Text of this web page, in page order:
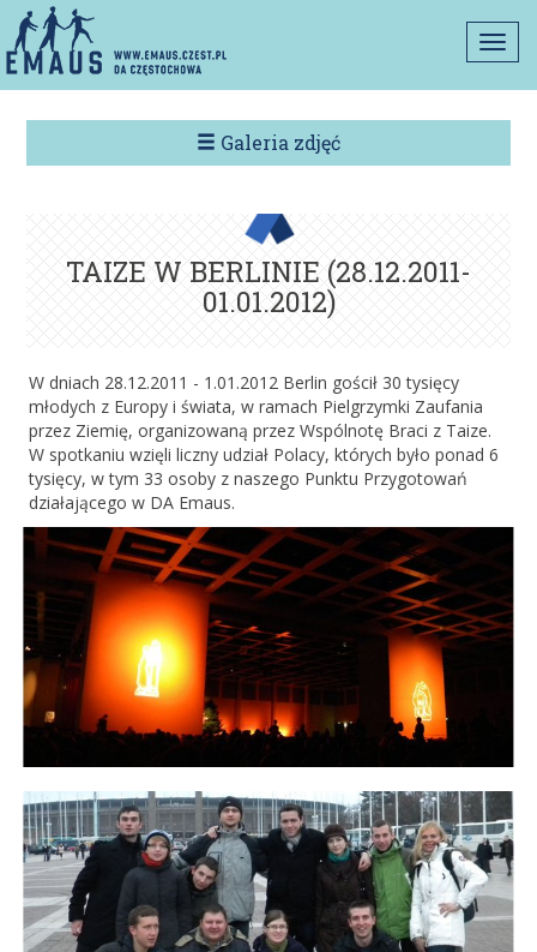
Galeria zdjęć
TAIZE W BERLINIE (28.12.2011-
01.01.2012)
W dniach 28.12.2011 - 1.01.2012 Berlin gościł 30 tysięcy
młodych z Europy i świata, w ramach Pielgrzymki Zaufania
przez Ziemię, organizowaną przez Wspólnotę Braci z Taize.
W spotkaniu wzięli liczny udział Polacy, których było ponad 6
tysięcy, w tym 33 osoby z naszego Punktu Przygotowań
działającego w DA Emaus.